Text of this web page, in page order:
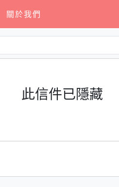
關於我們
此信件已隱藏